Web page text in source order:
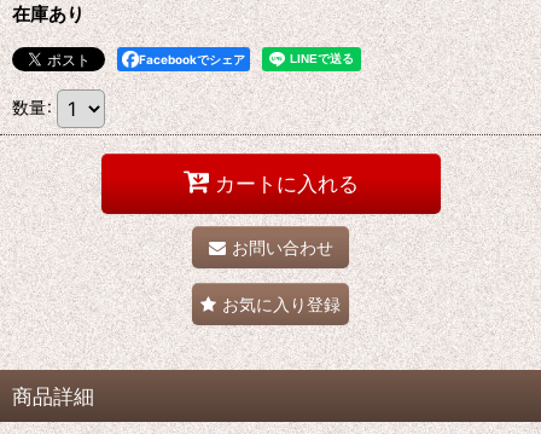
在庫あり
Facebookでシェア
数量:
カートに入れる
お問い合わせ
お気に入り登録
商品詳細